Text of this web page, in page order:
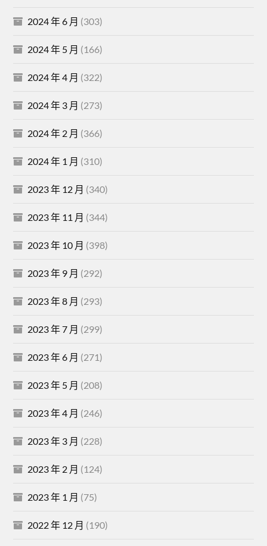
2024 年 6 月 (303)
2024 年 5 月 (166)
2024 年 4 月 (322)
2024 年 3 月 (273)
2024 年 2 月 (366)
2024 年 1 月 (310)
2023 年 12 月 (340)
2023 年 11 月 (344)
2023 年 10 月 (398)
2023 年 9 月 (292)
2023 年 8 月 (293)
2023 年 7 月 (299)
2023 年 6 月 (271)
2023 年 5 月 (208)
2023 年 4 月 (246)
2023 年 3 月 (228)
2023 年 2 月 (124)
2023 年 1 月 (75)
2022 年 12 月 (190)